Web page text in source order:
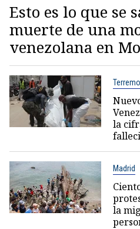
Esto es lo que se
muerte de una
venezolana en
la
Madrid
la